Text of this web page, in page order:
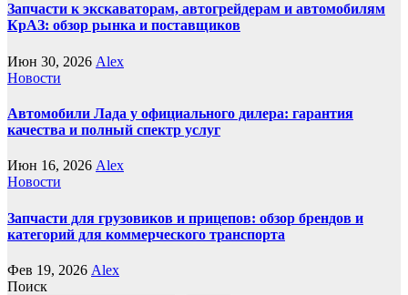
Запчасти к экскаваторам, автогрейдерам и автомобилям
КрАЗ: обзор рынка и поставщиков
Июн 30, 2026 Alex
Новости
Автомобили Лада у официального дилера: гарантия
качества и полный спектр услуг
Июн 16, 2026 Alex
Новости
Запчасти для грузовиков и прицепов: обзор брендов и
категорий для коммерческого транспорта
Фев 19, 2026 Alex
Поиск